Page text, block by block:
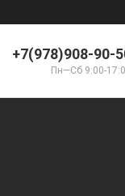
+7(978)908-90-
Пн—Сб 9:00-